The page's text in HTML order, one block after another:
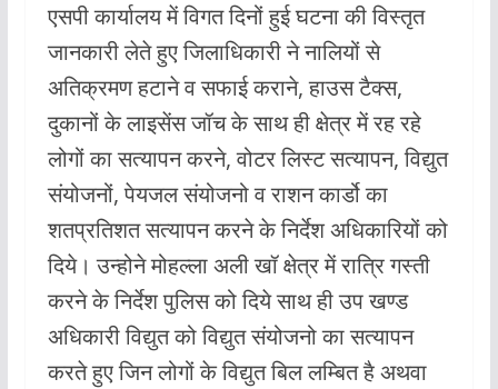
एसपी कार्यालय में विगत दिनों हुई घटना की विस्तृत
जानकारी लेते हुए जिलाधिकारी ने नालियों से
अतिक्रमण हटाने व सफाई कराने, हाउस टैक्स,
दुकानों के लाइसेंस जॉच के साथ ही क्षेत्र में रह रहे
लोगों का सत्यापन करने, वोटर लिस्ट सत्यापन, विद्युत
संयोजनों, पेयजल संयोजनो व राशन कार्डो का
शतप्रतिशत सत्यापन करने के निर्देश अधिकारियों को
दिये। उन्होने मोहल्ला अली खॉ क्षेत्र में रात्रि गस्ती
करने के निर्देश पुलिस को दिये साथ ही उप खण्ड
अधिकारी विद्युत को विद्युत संयोजनो का सत्यापन
करते हुए जिन लोगों के विद्युत बिल लम्बित है अथवा